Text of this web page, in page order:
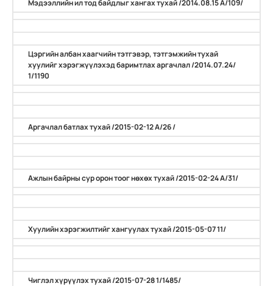
Мэдээллийн ил тод байдлыг хангах тухай /2014.08.15 А/109/
Цэргийн албан хаагчийн тэтгэвэр, тэтгэмжийн тухай
хуулийг хэрэгжүүлэхэд баримтлах аргачлал /2014.07.24/
1/1190
Аргачлал батлах тухай /2015-02-12 А/26 /
Ажлын байрны сур орон тоог нөхөх тухай /2015-02-24 А/31/
Хуулийн хэрэгжилтийг хангуулах тухай /2015-05-07 11/
Чиглэл хүрүүлэх тухай /2015-07-28 1/1485/